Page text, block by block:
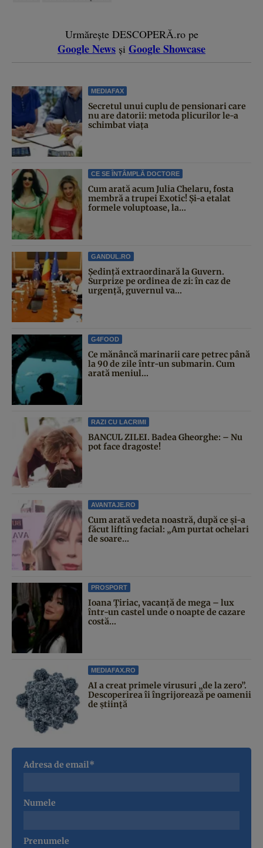
Urmărește DESCOPERĂ.ro pe
Google News și Google Showcase
MEDIAFAX
Secretul unui cuplu de pensionari care
nu are datorii: metoda plicurilor le-a
schimbat viața
CE SE ÎNTÂMPLĂ DOCTORE
Cum arată acum Julia Chelaru, fosta
membră a trupei Exotic! Și-a etalat
formele voluptoase, la...
GANDUL.RO
Şedinţă extraordinară la Guvern.
Surprize pe ordinea de zi: în caz de
urgență, guvernul va...
G4FOOD
Ce mănâncă marinarii care petrec până
la 90 de zile într-un submarin. Cum
arată meniul...
RAZI CU LACRIMI
BANCUL ZILEI. Badea Gheorghe: – Nu
pot face dragoste!
AVANTAJE.RO
Cum arată vedeta noastră, după ce și-a
făcut lifting facial: „Am purtat ochelari
de soare...
PROSPORT
Ioana Țiriac, vacanță de mega – lux
într-un castel unde o noapte de cazare
costă...
MEDIAFAX.RO
AI a creat primele virusuri „de la zero”.
Descoperirea îi îngrijorează pe oamenii
de știință
Adresa de email*
Numele
Prenumele